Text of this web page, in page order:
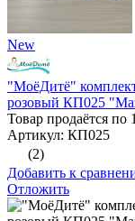
New
"МоёДитё"
розовый КП025
Товар продаётся по
Артикул: КП025
(2)
Добавить к
Отложить